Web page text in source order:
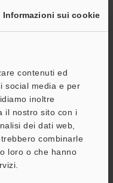
Informazioni sui cookie
contenuti ed
social media e per
inoltre
il nostro sito con i
dei dati web,
combinarle
loro o che hanno